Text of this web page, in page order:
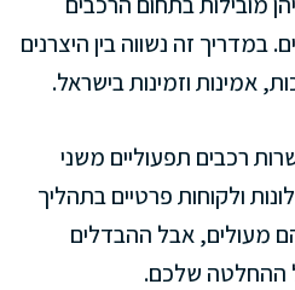
במדריך זה נשווה בין היצרנים
אמינות וזמינות בישראל.
רכבים תפעוליים משני
ולקוחות פרטיים בתהליך
מעולים, אבל ההבדלים
ההחלטה שלכם.